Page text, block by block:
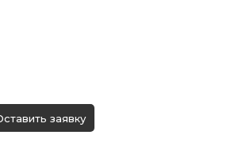
заявку